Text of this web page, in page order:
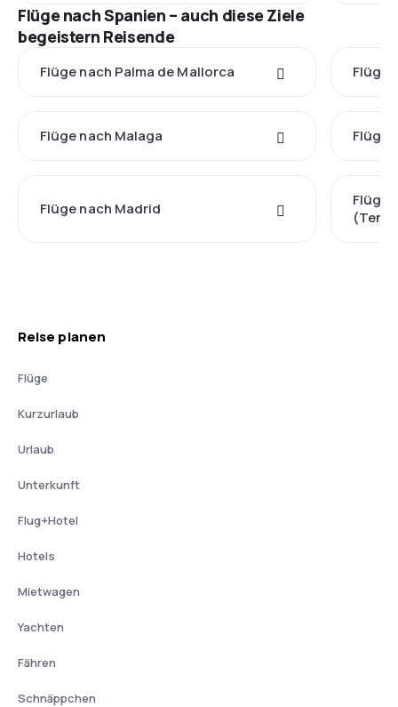
Flüge nach Spanien – auch diese Ziele
begeistern Reisende
Flüge nach Palma de Mallorca Flüge
Flüge nach Malaga Flüge
Flüge nach Madrid
Flüge
Reise planen
Flüge
Kurzurlaub
Urlaub
Unterkunft
Flug+Hotel
Hotels
Mietwagen
Yachten
Fähren
Schnäppchen